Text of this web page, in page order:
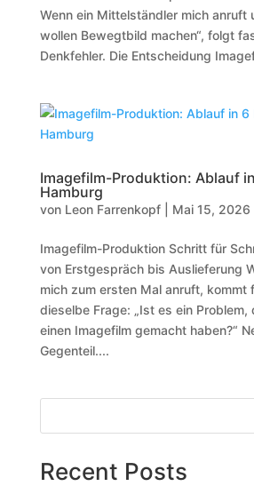
Wenn ein Mittelständler mich anruft
wollen Bewegtbild machen“, folgt
Denkfehler. Die Entscheidung
Imagefilm-Produktion: Ablauf in
Hamburg
von Leon Farrenkopf| Mai 15, 2026
Imagefilm-Produktion Schritt für
von Erstgespräch bis Auslieferung
mich zum ersten Mal anruft, kommt
dieselbe Frage: „Ist es ein
einen Imagefilm gemacht haben?“
Gegenteil....
Recent Posts